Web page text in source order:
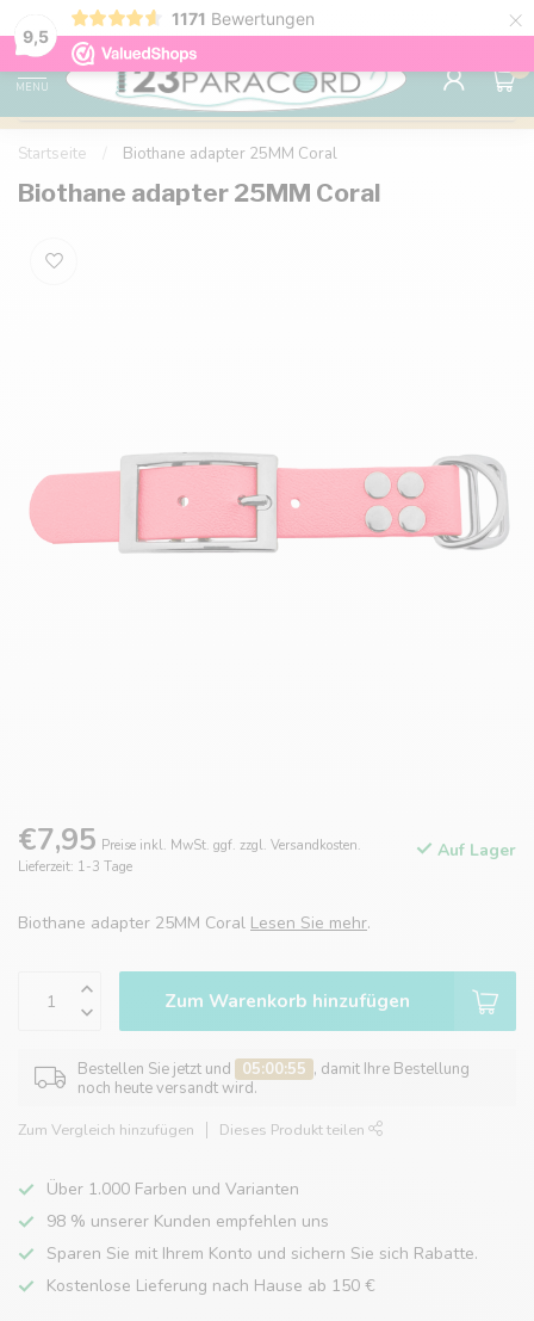
9,5
1171 Bewertungen ×
Kostenlose Lieferung nach Hause ab 150 €
MENU
0
Startseite Biothane adapter 25MM Coral
Biothane adapter 25MM Coral
€7,95 Preise inkl. MwSt. ggf. zzgl. Versandkosten.
Lieferzeit: 1-3 Tage
Auf Lager
Biothane adapter 25MM Coral Lesen Sie mehr.
Zum Warenkorb hinzufügen
Bestellen Sie jetzt und 05:00:55 , damit Ihre Bestellung
noch heute versandt wird.
Zum Vergleich hinzufügen Dieses Produkt teilen
Über 1.000 Farben und Varianten
98 % unserer Kunden empfehlen uns
Sparen Sie mit Ihrem Konto und sichern Sie sich Rabatte.
Kostenlose Lieferung nach Hause ab 150 €